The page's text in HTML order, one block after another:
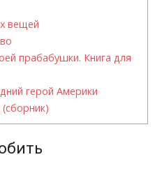
вещей
прабабушки. Книга для
герой Америки